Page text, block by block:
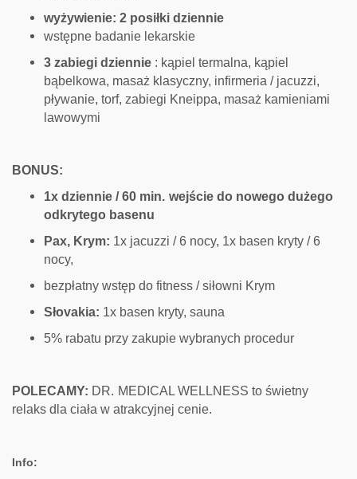
wyżywienie: 2 posiłki dziennie
wstępne badanie lekarskie
3 zabiegi dziennie : kąpiel termalna, kąpiel
bąbelkowa, masaż klasyczny, infirmeria / jacuzzi,
pływanie, torf, zabiegi Kneippa, masaż kamieniami
lawowymi
BONUS:
1x dziennie / 60 min. wejście do nowego dużego
odkrytego basenu
Pax, Krym: 1x jacuzzi / 6 nocy, 1x basen kryty / 6
nocy,
bezpłatny wstęp do fitness / siłowni Krym
Słovakia: 1x basen kryty, sauna
5% rabatu przy zakupie wybranych procedur
POLECAMY: DR. MEDICAL WELLNESS to świetny
relaks dla ciała w atrakcyjnej cenie.
Info: